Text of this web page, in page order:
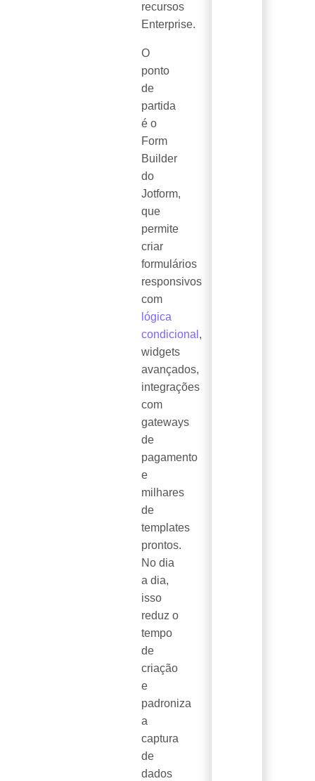
recursos
Enterprise.
O
ponto
de
partida
é o
Form
Builder
do
Jotform,
que
permite
criar
formulários
responsivos
com
lógica
condicional ,
widgets
avançados,
integrações
com
gateways
de
pagamento
e
milhares
de
templates
prontos.
No dia
a dia,
isso
reduz o
tempo
de
criação
e
padroniza
a
captura
de
dados